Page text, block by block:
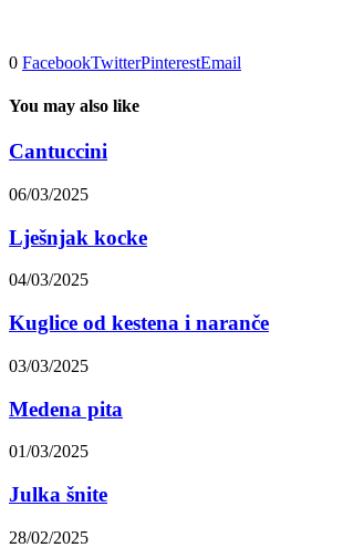
0 FacebookTwitterPinterestEmail
You may also like
Cantuccini
06/03/2025
Lješnjak kocke
04/03/2025
Kuglice od kestena i naranče
03/03/2025
Medena pita
01/03/2025
Julka šnite
28/02/2025